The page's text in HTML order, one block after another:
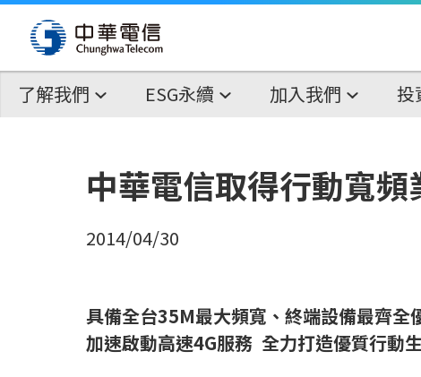
了解我們 ESG永續 加入我們 投
中華電信取得行動寬
2014/04/30
具備全台35M最大頻寬、終端設備最齊全
加速啟動高速4G服務 全力打造優質行動